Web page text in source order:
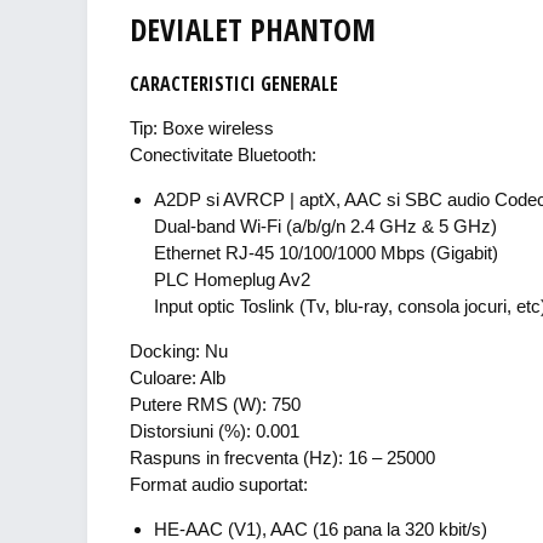
DEVIALET PHANTOM
CARACTERISTICI GENERALE
Tip: Boxe wireless
Conectivitate Bluetooth:
A2DP si AVRCP | aptX, AAC si SBC audio
Dual-band Wi-Fi (a/b/g/n 2.4 GHz & 5 GHz)
Ethernet RJ-45 10/100/1000 Mbps (Gigabit)
PLC Homeplug Av2
Input optic Toslink (Tv, blu-ray, consola jocuri,
Docking: Nu
Culoare: Alb
Putere RMS (W): 750
Distorsiuni (%): 0.001
Raspuns in frecventa (Hz): 16 – 25000
Format audio suportat:
HE‑AAC (V1), AAC (16 pana la 320 kbit/s)